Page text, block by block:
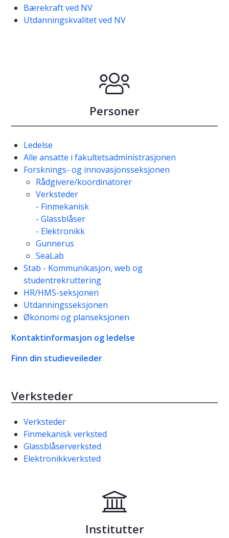
Bærekraft ved NV
Utdanningskvalitet ved NV
Personer
Ledelse
Alle ansatte i fakultetsadministrasjonen
Forsknings- og innovasjonsseksjonen
Rådgivere/koordinatorer
Verksteder
- Finmekanisk
- Glassblåser
- Elektronikk
Gunnerus
SeaLab
Stab - Kommunikasjon, web og
studentrekruttering
HR/HMS-seksjonen
Utdanningsseksjonen
Økonomi og planseksjonen
Kontaktinformasjon og ledelse
Finn din studieveileder
Verksteder
Verksteder
Finmekanisk verksted
Glassblåserverksted
Elektronikkverksted
Institutter